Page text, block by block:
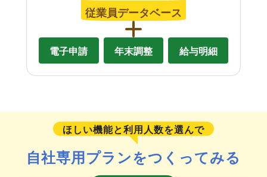
従業員データベース
電子申請 年末調整 給与明細
ほしい機能と利用人数を選んで
自社専用プランをつくってみる